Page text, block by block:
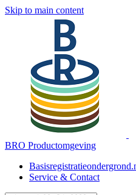
Skip to main content
BRO Productomgeving
Service & Contact